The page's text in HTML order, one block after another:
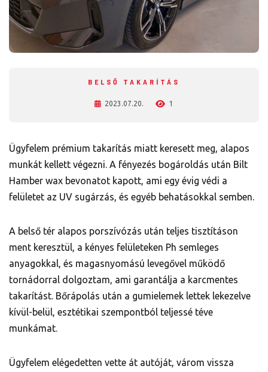
BELSŐ TAKARÍTÁS
2023.07.20. 1
Ügyfelem prémium takarítás miatt keresett meg, alapos
munkát kellett végezni. A fényezés bogároldás után Bilt
Hamber wax bevonatot kapott, ami egy évig védi a
felületet az UV sugárzás, és egyéb behatásokkal semben.
A belső tér alapos porszívózás után teljes tisztításon
ment keresztül, a kényes felületeken Ph semleges
anyagokkal, és magasnyomású levegővel működő
tornádorral dolgoztam, ami garantálja a karcmentes
takarítást. Bőrápolás után a gumielemek lettek lekezelve
kívül-belül, esztétikai szempontból teljessé téve
munkámat.
Ügyfelem elégedetten vette át autóját, várom vissza